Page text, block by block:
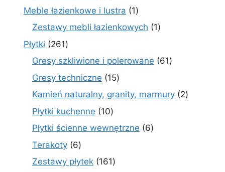
produkty
Meble łazienkowe i lustra 11
produkt
Zestawy mebli łazienkowych 11
Płytki 261261
produktów
Gresy szkliwione i polerowane 6161
Gresy techniczne 1515
produktów
Kamień naturalny, granity, marmury 22
Płytki kuchenne 1010
produktów
Płytki ścienne wewnętrzne 66
Terakoty 66
produktów
Zestawy płytek 161161